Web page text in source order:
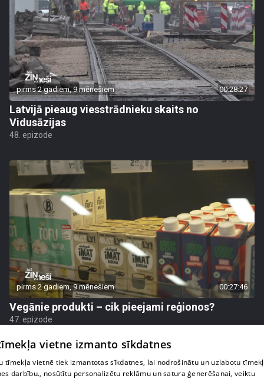
pirms 2 gadiem, 9 mēnešiem 00:28:27
Latvijā pieaug viesstrādnieku skaits no
Vidusāzijas
48. epizode
pirms 2 gadiem, 9 mēnešiem 00:27:46
Vegānie produkti – cik pieejami reģionos?
47. epizode
vietne izmanto sīkdatnes
tīmekļa vietnē tiek izmantotas sīkdatnes, lai nodrošinātu un uzlabotu
darbību., nosūtītu personalizētu reklāmu un satura ģenerēšanai, veiktu